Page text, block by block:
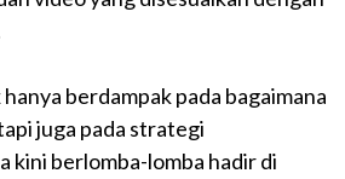
berdampak pada bagaimana
juga pada strategi
kini berlomba-lomba hadir di